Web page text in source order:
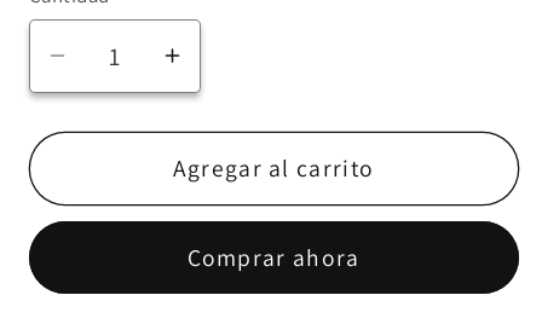
Reducir
cantidad
para
Dije
de
de
Aumentar
cantidad
para
1x
Dije
caras
de
Agregar al carrito
Comprar ahora